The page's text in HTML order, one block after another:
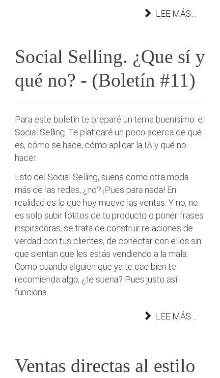
LEE MÁS…
Social Selling. ¿Que sí y
qué no? - (Boletín #11)
Para este boletín te preparé un tema buenísimo: el
Social Selling. Te platicaré un poco acerca de qué
es, cómo se hace, cómo aplicar la IA y qué no
hacer.
Esto del Social Selling, suena como otra moda
más de las redes, ¿no? ¡Pues para nada! En
realidad es lo que hoy mueve las ventas. Y no, no
es solo subir fotitos de tu producto o poner frases
inspiradoras; se trata de construir relaciones de
verdad con tus clientes, de conectar con ellos sin
que sientan que les estás vendiendo a la mala.
Como cuando alguien que ya te cae bien te
recomienda algo, ¿te suena? Pues justo así
funciona.
LEE MÁS…
Ventas directas al estilo